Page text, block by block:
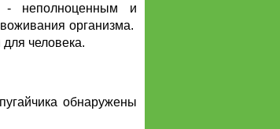
- неполноценным и
организма.
человека.
обнаружены